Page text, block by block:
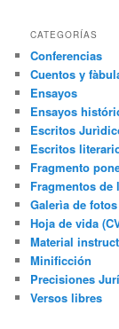
CATEGORÍAS
Conferencias
Cuentos y
Ensayos
Ensayos
Escritos
Escritos
Fragmento
Fragmentos de
Galerìa de fotos
Hoja de vida
Material
Minificción
Precisiones
Versos libres